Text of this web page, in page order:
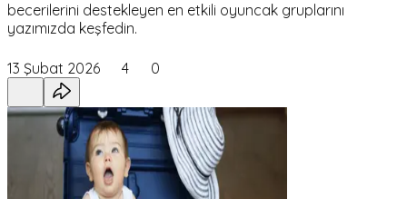
becerilerini destekleyen en etkili oyuncak gruplarını
yazımızda keşfedin.
13 Şubat 2026 4 0